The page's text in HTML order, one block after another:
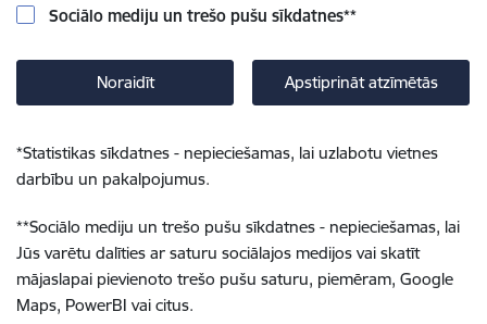
Sociālo mediju un trešo pušu sīkdatnes**
Noraidīt Apstiprināt atzīmētās
*Statistikas sīkdatnes - nepieciešamas, lai uzlabotu vietnes
darbību un pakalpojumus.
**Sociālo mediju un trešo pušu sīkdatnes - nepieciešamas, lai
Jūs varētu dalīties ar saturu sociālajos medijos vai skatīt
mājaslapai pievienoto trešo pušu saturu, piemēram, Google
Maps, PowerBI vai citus.